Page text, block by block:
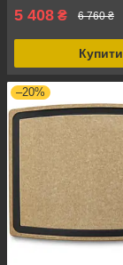
5 408 ₴ 6 760 ₴
Купити
–20%